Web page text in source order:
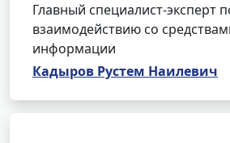
Главный специалист-эксперт
взаимодействию со
информации
Кадыров Рустем Наилевич